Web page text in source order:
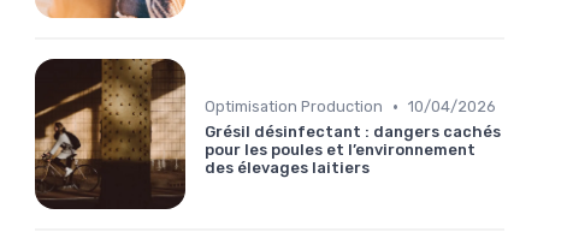
Optimisation Production • 10/04/2026
Grésil désinfectant : dangers cachés
pour les poules et l’environnement
des élevages laitiers